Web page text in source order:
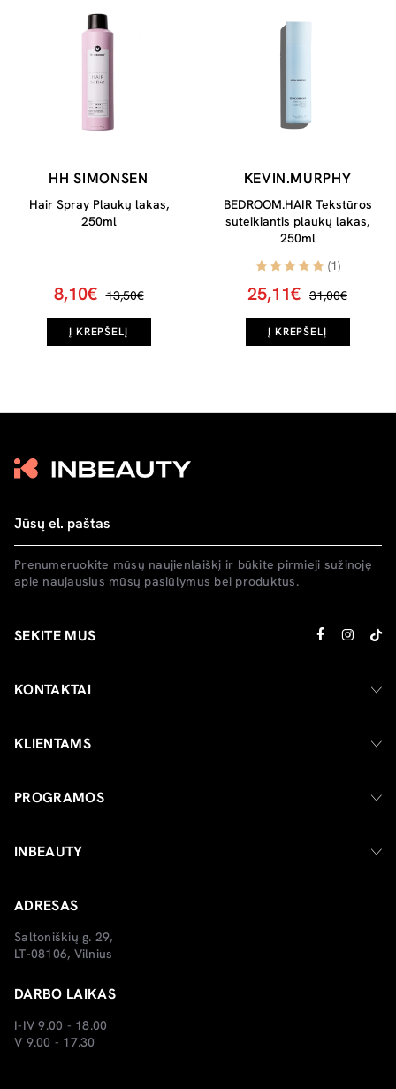
HH SIMONSEN
Hair Spray Plaukų lakas,
250ml
8,10€ 13,50€
Į KREPŠELĮ
KEVIN.MURPHY
BEDROOM.HAIR Tekstūros
suteikiantis plaukų lakas,
250ml
(1)
25,11€ 31,00€
Į KREPŠELĮ
Prenumeruokite mūsų naujienlaiškį ir būkite pirmieji sužinoję
apie naujausius mūsų pasiūlymus bei produktus.
SEKITE MUS
KONTAKTAI
KLIENTAMS
PROGRAMOS
INBEAUTY
ADRESAS
Saltoniškių g. 29,
LT-08106, Vilnius
DARBO LAIKAS
I-IV 9.00 - 18.00
V 9.00 - 17.30